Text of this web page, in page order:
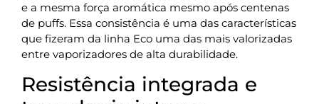
e a mesma força aromática mesmo após centenas
de puffs. Essa consistência é uma das características
que fizeram da linha Eco uma das mais valorizadas
entre vaporizadores de alta durabilidade.
Resistência integrada e